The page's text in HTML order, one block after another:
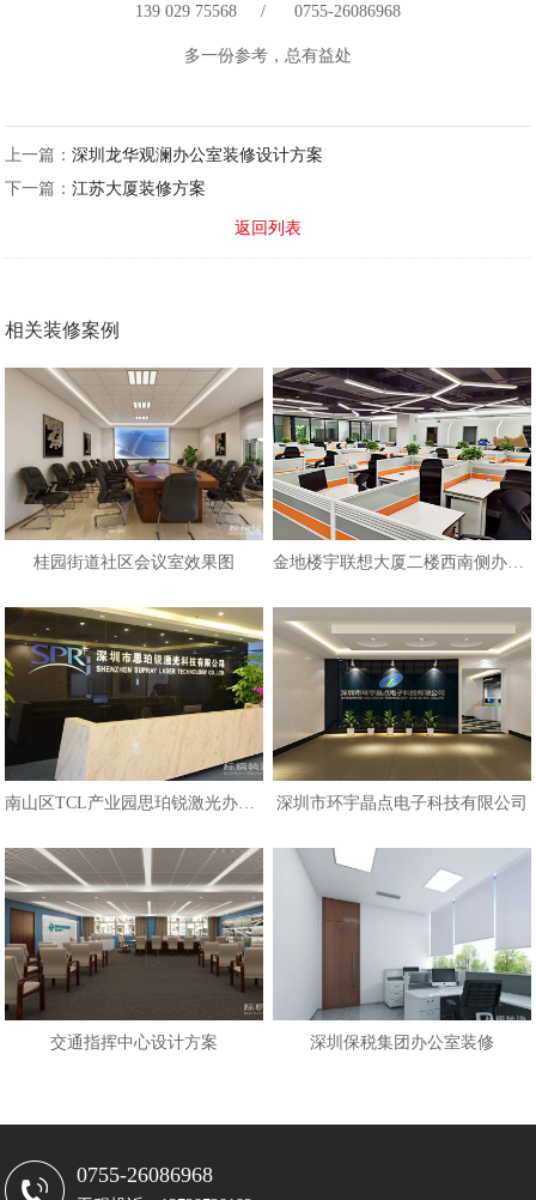
139 029 75568 / 0755-26086968
多一份参考，总有益处
上一篇：深圳龙华观澜办公室装修设计方案
下一篇：江苏大厦装修方案
返回列表
相关装修案例
桂园街道社区会议室效果图
深圳市环宇晶点电子科技有限公司
交通指挥中心设计方案 深圳保税集团办公室装修
0755-26086968